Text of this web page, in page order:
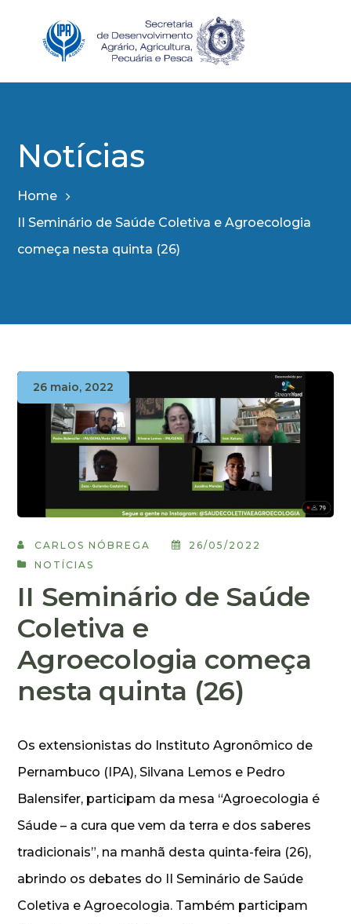
Notícias
Home
II Seminário de Saúde Coletiva e Agroecologia
começa nesta quinta (26)
26 maio, 2022
CARLOS NÓBREGA
26/05/2022
NOTÍCIAS
II Seminário de Saúde
Coletiva e
Agroecologia começa
nesta quinta (26)
Os extensionistas do Instituto Agronômico de
Pernambuco (IPA), Silvana Lemos e Pedro
Balensifer, participam da mesa “Agroecologia é
Sáude – a cura que vem da terra e dos saberes
tradicionais”, na manhã desta quinta-feira (26),
abrindo os debates do II Seminário de Saúde
Coletiva e Agroecologia. Também participam